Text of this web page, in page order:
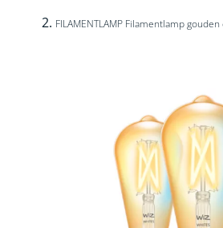
FILAMENTLAMP Filamentlamp